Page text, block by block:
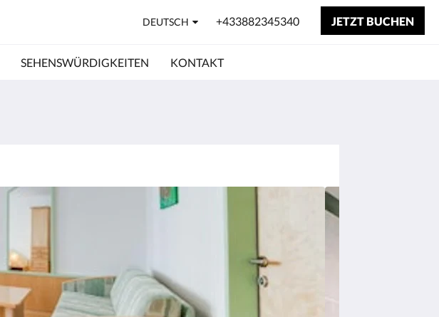
DEUTSCH +433882345340 JETZT BUCHEN
SEHENSWÜRDIGKEITEN KONTAKT